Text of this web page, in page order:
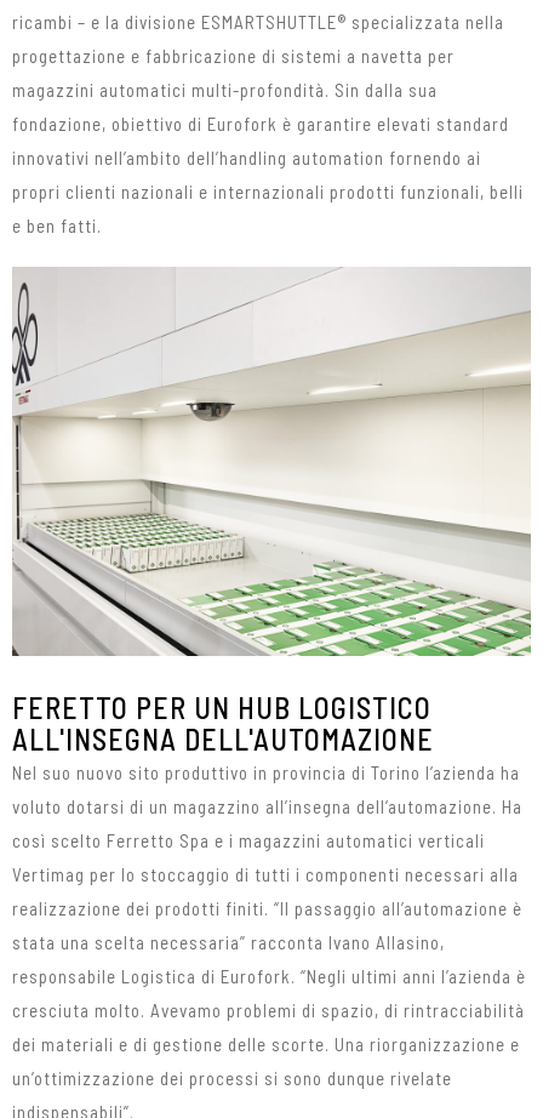
ricambi – e la divisione ESMARTSHUTTLE® specializzata nella
progettazione e fabbricazione di sistemi a navetta per
magazzini automatici multi-profondità. Sin dalla sua
fondazione, obiettivo di Eurofork è garantire elevati standard
innovativi nell’ambito dell’handling automation fornendo ai
propri clienti nazionali e internazionali prodotti funzionali, belli
e ben fatti.
FERETTO PER UN HUB LOGISTICO
ALL'INSEGNA DELL'AUTOMAZIONE
Nel suo nuovo sito produttivo in provincia di Torino l’azienda ha
voluto dotarsi di un magazzino all’insegna dell’automazione. Ha
così scelto Ferretto Spa e i magazzini automatici verticali
Vertimag per lo stoccaggio di tutti i componenti necessari alla
realizzazione dei prodotti finiti. “Il passaggio all’automazione è
stata una scelta necessaria” racconta Ivano Allasino,
responsabile Logistica di Eurofork. “Negli ultimi anni l’azienda è
cresciuta molto. Avevamo problemi di spazio, di rintracciabilità
dei materiali e di gestione delle scorte. Una riorganizzazione e
un’ottimizzazione dei processi si sono dunque rivelate
indispensabili”.